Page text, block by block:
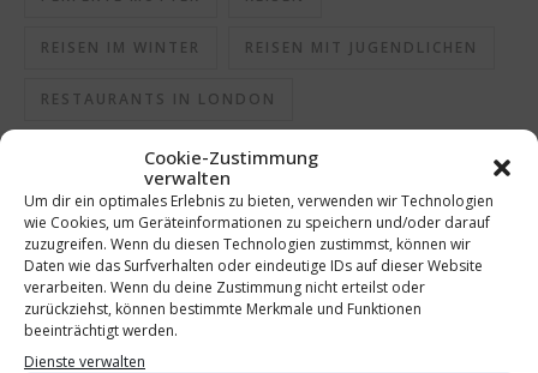
Cookie-Zustimmung
verwalten
Um dir ein optimales Erlebnis zu bieten, verwenden wir Technologien
wie Cookies, um Geräteinformationen zu speichern und/oder darauf
zuzugreifen. Wenn du diesen Technologien zustimmst, können wir
Daten wie das Surfverhalten oder eindeutige IDs auf dieser Website
verarbeiten. Wenn du deine Zustimmung nicht erteilst oder
zurückziehst, können bestimmte Merkmale und Funktionen
beeinträchtigt werden.
Dienste verwalten
REISEN IM WINTER REISEN MIT JUGENDLICHEN
RESTAURANTS IN LONDON
SCHLECHTE MUTTER SCHMECKEN
SCHMECKT SEHENSWÜRDIGKEITEN IN LONDON
SELBSTGEMACHT SHOTS SPRITZGEBÄCK
STÄDTEREISE STÄDTETRIP
STÄDTETRIP MIT JUGENDLICHEN